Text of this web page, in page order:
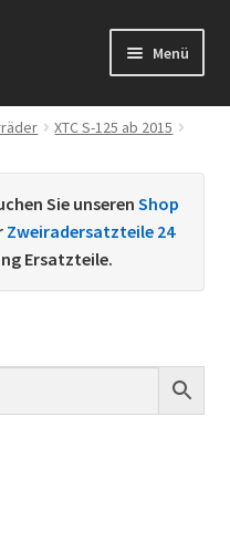
Menü
XTC S-125 ab 2015
Sie unseren Shop
Zweiradersatzteile 24
Ersatzteile.